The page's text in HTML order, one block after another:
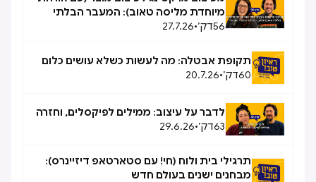
מיוחדת מליסה טאוב): המעבר הבלתי
אפשרי, אפשרי
56דק׳•
27.7.26
תקופת אבטלה: מה לעשות כשלא עושים כלום
60דק׳•
20.7.26
לדבר על עיצוב: ממילים לפיקסלים, וחזרה
63דק׳•
29.6.26
תרגילי בית ולוח (חי! עם סטארטאפ דיזיינרס):
מבחנים ישנים בעולם חדש